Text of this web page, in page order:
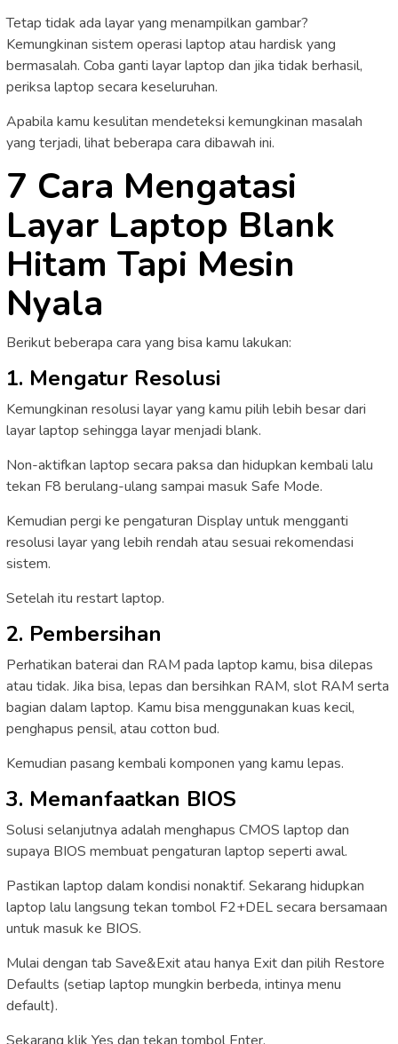
Tetap tidak ada layar yang menampilkan gambar?
Kemungkinan sistem operasi laptop atau hardisk yang
bermasalah. Coba ganti layar laptop dan jika tidak berhasil,
periksa laptop secara keseluruhan.
Apabila kamu kesulitan mendeteksi kemungkinan masalah
yang terjadi, lihat beberapa cara dibawah ini.
7 Cara Mengatasi
Layar Laptop Blank
Hitam Tapi Mesin
Nyala
Berikut beberapa cara yang bisa kamu lakukan:
1. Mengatur Resolusi
Kemungkinan resolusi layar yang kamu pilih lebih besar dari
layar laptop sehingga layar menjadi blank.
Non-aktifkan laptop secara paksa dan hidupkan kembali lalu
tekan F8 berulang-ulang sampai masuk Safe Mode.
Kemudian pergi ke pengaturan Display untuk mengganti
resolusi layar yang lebih rendah atau sesuai rekomendasi
sistem.
Setelah itu restart laptop.
2. Pembersihan
Perhatikan baterai dan RAM pada laptop kamu, bisa dilepas
atau tidak. Jika bisa, lepas dan bersihkan RAM, slot RAM serta
bagian dalam laptop. Kamu bisa menggunakan kuas kecil,
penghapus pensil, atau cotton bud.
Kemudian pasang kembali komponen yang kamu lepas.
3. Memanfaatkan BIOS
Solusi selanjutnya adalah menghapus CMOS laptop dan
supaya BIOS membuat pengaturan laptop seperti awal.
Pastikan laptop dalam kondisi nonaktif. Sekarang hidupkan
laptop lalu langsung tekan tombol F2+DEL secara bersamaan
untuk masuk ke BIOS.
Mulai dengan tab Save&Exit atau hanya Exit dan pilih Restore
Defaults (setiap laptop mungkin berbeda, intinya menu
default).